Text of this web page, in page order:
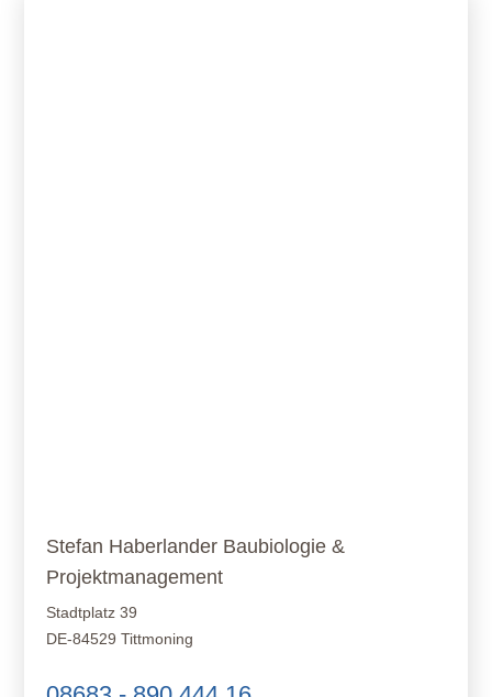
Stefan Haberlander Baubiologie &
Projektmanagement
Stadtplatz 39
DE-84529 Tittmoning